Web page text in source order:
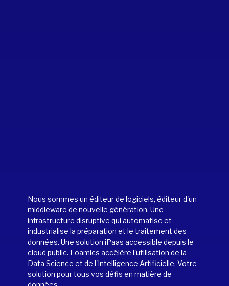
Nous sommes un éditeur de logiciels, éditeur d'un
middleware de nouvelle génération. Une
infrastructure disruptive qui automatise et
industrialise la préparation et le traitement des
données. Une solution iPaas accessible depuis le
cloud public. Loamics accélère l'utilisation de la
Data Science et de l'Intelligence Artificielle. Votre
solution pour tous vos défis en matière de